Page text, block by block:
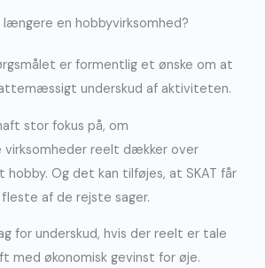
en hobbyvirksomhed?
er formentlig et ønske om at
underskud af aktiviteten.
stor fokus på, om
virksomheder reelt dækker over
hobby. Og det kan tilføjes, at SKAT får
af de rejste sager.
for underskud, hvis der reelt er tale
med økonomisk gevinst for øje.